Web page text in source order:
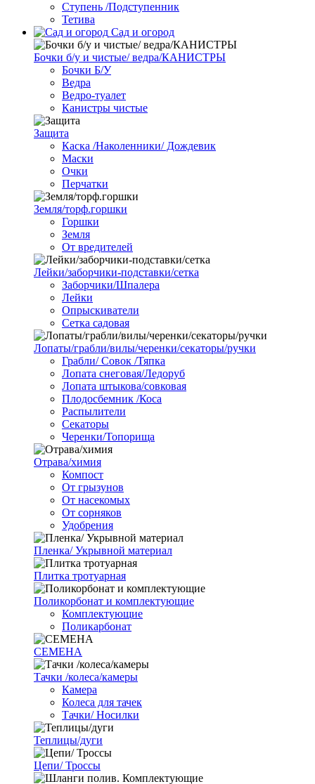
Ступень /Подступенник
Тетива
Сад и огород
Бочки б/у и чистые/ ведра/КАНИСТРЫ
Бочки Б/У
Ведра
Ведро-туалет
Канистры чистые
Защита
Каска /Наколенники/ Дождевик
Маски
Очки
Перчатки
Земля/торф.горшки
Горшки
Земля
От вредителей
Лейки/заборчики-подставки/сетка
Заборчики/Шпалера
Лейки
Опрыскиватели
Сетка садовая
Лопаты/грабли/вилы/черенки/секаторы/ручки
Грабли/ Совок /Тяпка
Лопата снеговая/Ледоруб
Лопата штыкова/совковая
Плодосбемник /Коса
Распылители
Секаторы
Черенки/Топорища
Отрава/химия
Компост
От грызунов
От насекомых
От сорняков
Удобрения
Пленка/ Укрывной материал
Плитка тротуарная
Поликорбонат и комплектующие
Комплектующие
Поликарбонат
СЕМЕНА
Тачки /колеса/камеры
Камера
Колеса для тачек
Тачки/ Носилки
Теплицы/дуги
Цепи/ Троссы